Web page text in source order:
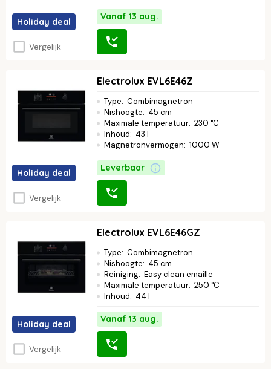
Holiday deal
Vergelijk
Vanaf 13 aug.
Holiday deal
Vergelijk
Electrolux EVL6E46Z
Type: Combimagnetron
Nishoogte: 45 cm
Maximale temperatuur: 230 °C
Inhoud: 43 l
Magnetronvermogen: 1000 W
Leverbaar
Holiday deal
Vergelijk
Electrolux EVL6E46GZ
Type: Combimagnetron
Nishoogte: 45 cm
Reiniging: Easy clean emaille
Maximale temperatuur: 250 °C
Inhoud: 44 l
Vanaf 13 aug.